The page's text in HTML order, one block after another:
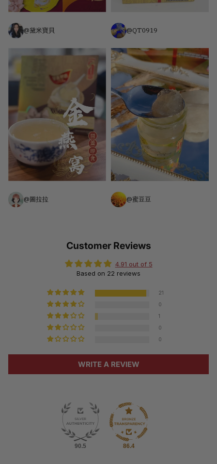
@黛米寶貝 @QT0919
@圖拉拉 @蜜豆豆
Customer Reviews
4.91 out of 5
Based on 22 reviews
21
0
1
0
0
WRITE A REVIEW
90.5 86.4